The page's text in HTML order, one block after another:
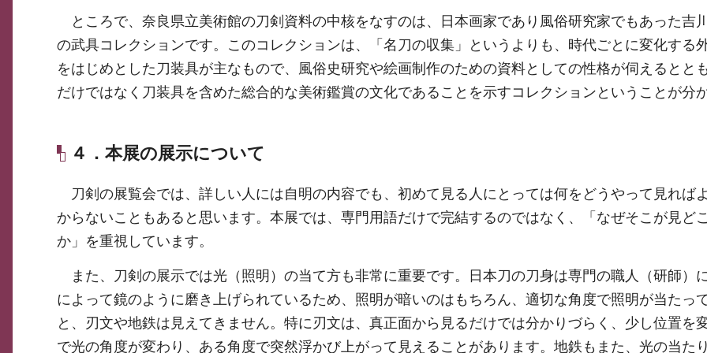
ところで、奈良県立美術館の刀剣資料の中核をなすのは、日本画家であり風俗研究家でもあった吉
の武具コレクションです。このコレクションは、「名刀の収集」というよりも、時代ごとに変化する
をはじめとした刀装具が主なもので、風俗史研究や絵画制作のための資料としての性格が伺えるとと
だけではなく刀装具を含めた総合的な美術鑑賞の文化であることを示すコレクションということが分
４．本展の展示について
刀剣の展覧会では、詳しい人には自明の内容でも、初めて見る人にとっては何をどうやって見れば
からないこともあると思います。本展では、専門用語だけで完結するのではなく、「なぜそこが見ど
か」を重視しています。
また、刀剣の展示では光（照明）の当て方も非常に重要です。日本刀の刀身は専門の職人（研師）
によって鏡のように磨き上げられているため、照明が暗いのはもちろん、適切な角度で照明が当たっ
と、刃文や地鉄は見えてきません。特に刃文は、真正面から見るだけでは分かりづらく、少し位置を
で光の角度が変わり、ある角度で突然浮かび上がって見えることがあります。地鉄もまた、光の当た